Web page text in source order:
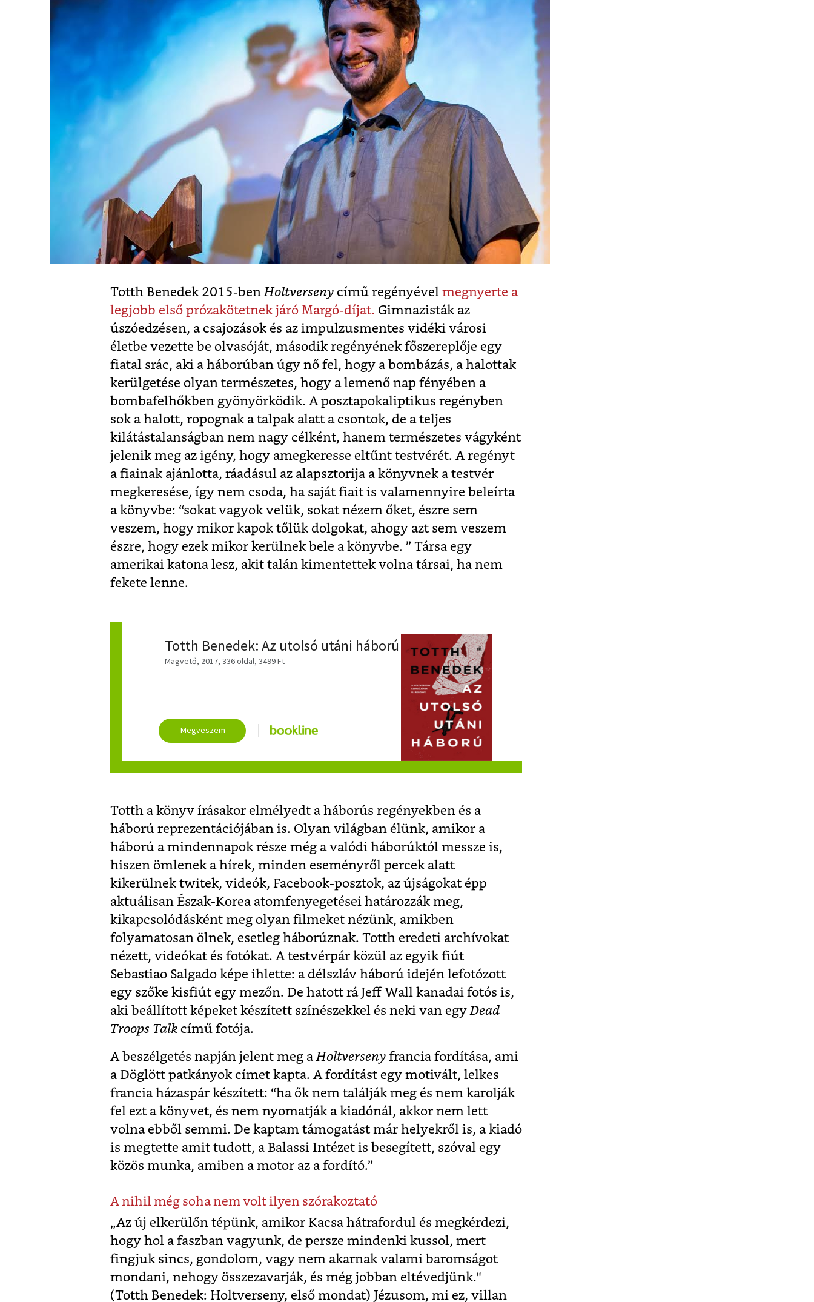
Totth Benedek 2015-ben Holtverseny című regényével megnyerte a
legjobb első prózakötetnek járó Margó-díjat. Gimnazisták az
úszóedzésen, a csajozások és az impulzusmentes vidéki városi
életbe vezette be olvasóját, második regényének főszereplője egy
fiatal srác, aki a háborúban úgy nő fel, hogy a bombázás, a halottak
kerülgetése olyan természetes, hogy a lemenő nap fényében a
bombafelhőkben gyönyörködik. A posztapokaliptikus regényben
sok a halott, ropognak a talpak alatt a csontok, de a teljes
kilátástalanságban nem nagy célként, hanem természetes vágyként
jelenik meg az igény, hogy amegkeresse eltűnt testvérét. A regényt
a fiainak ajánlotta, ráadásul az alapsztorija a könyvnek a testvér
megkeresése, így nem csoda, ha saját fiait is valamennyire beleírta
a könyvbe: “sokat vagyok velük, sokat nézem őket, észre sem
veszem, hogy mikor kapok tőlük dolgokat, ahogy azt sem veszem
észre, hogy ezek mikor kerülnek bele a könyvbe. ” Társa egy
amerikai katona lesz, akit talán kimentettek volna társai, ha nem
fekete lenne.
Totth Benedek: Az utolsó utáni háború
Magvető, 2017, 336 oldal, 3499 Ft
Totth a könyv írásakor elmélyedt a háborús regényekben és a
háború reprezentációjában is. Olyan világban élünk, amikor a
háború a mindennapok része még a valódi háborúktól messze is,
hiszen ömlenek a hírek, minden eseményről percek alatt
kikerülnek twitek, videók, Facebook-posztok, az újságokat épp
aktuálisan Észak-Korea atomfenyegetései határozzák meg,
kikapcsolódásként meg olyan filmeket nézünk, amikben
folyamatosan ölnek, esetleg háborúznak. Totth eredeti archívokat
nézett, videókat és fotókat. A testvérpár közül az egyik fiút
Sebastiao Salgado képe ihlette: a délszláv háború idején lefotózott
egy szőke kisfiút egy mezőn. De hatott rá Jeff Wall kanadai fotós is,
aki beállított képeket készített színészekkel és neki van egy Dead
Troops Talk című fotója.
A beszélgetés napján jelent meg aHoltverseny francia fordítása, ami
a Döglött patkányok címet kapta. A fordítást egy motivált, lelkes
francia házaspár készített: “ha ők nem találják meg és nem karolják
fel ezt a könyvet, és nem nyomatják a kiadónál, akkor nem lett
volna ebből semmi. De kaptam támogatást már helyekről is, a kiadó
is megtette amit tudott, a Balassi Intézet is besegített, szóval egy
közös munka, amiben a motor az a fordító.”
A nihil még soha nem volt ilyen szórakoztató
„Az új elkerülőn tépünk, amikor Kacsa hátrafordul és megkérdezi,
hogy hol a faszban vagyunk, de persze mindenki kussol, mert
fingjuk sincs, gondolom, vagy nem akarnak valami baromságot
mondani, nehogy összezavarják, és még jobban eltévedjünk."
(Totth Benedek: Holtverseny, első mondat) Jézusom, mi ez, villan